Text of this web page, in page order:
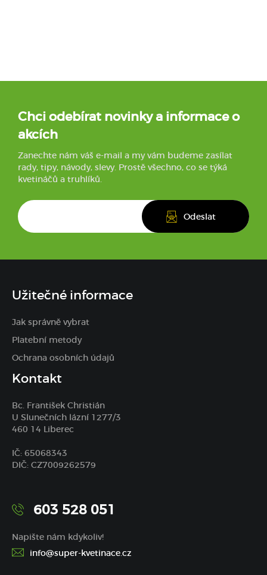
Chci odebírat novinky a informace o
akcích
Zanechte nám váš e-mail a my vám budeme zasílat
rady, tipy, návody, slevy. Prostě všechno, co se týká
kvetináčů a truhlíků.
Užitečné informace
Jak správně vybrat
Platební metody
Ochrana osobních údajů
Kontakt
Bc. František Christián
U Slunečních lázní 1277/3
460 14 Liberec
IČ: 65068343
DIČ: CZ7009262579
603 528 051
Napište nám kdykoliv!
info@super-kvetinace.cz